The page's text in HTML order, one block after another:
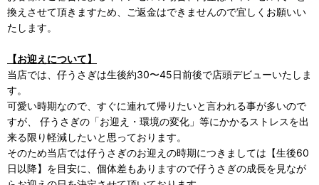
換えさせて頂きますため、ご返金はできませんので宜しくお願いい
たします。
【お迎えについて】
当店では、仔うさぎは生後約30〜45日前後で店頭デビューいたしま
す。
可愛い時期なので、すぐに連れて帰りたいと言われる事が多いので
すが、 仔うさぎの「お迎え・環境の変化」等にかかるストレスを出
来る限り軽減したいと思っております。
そのため当店では仔うさぎのお迎えの時期につきましては【生後60
日以降】を目安に、個体差もありますので仔うさぎの成長を見なが